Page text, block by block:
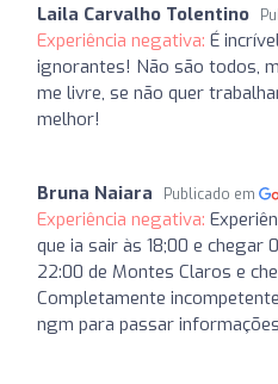
Laila Carvalho Tolentino
Experiência negativa: É
ignorantes! Não são todos,
me livre, se não quer
melhor!
Bruna Naiara Publicado em
Experiência negativa:
que ia sair às 18;00 e chegar
22:00 de Montes Claros e
Completamente
ngm para passar